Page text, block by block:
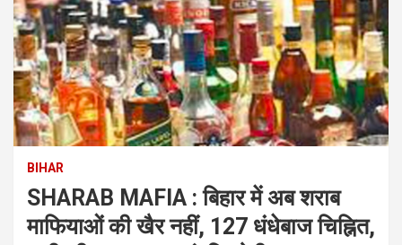
BIHAR
SHARAB MAFIA : बिहार में अब शराब
माफियाओं की खैर नहीं, 127 धंधेबाज चिह्नित,